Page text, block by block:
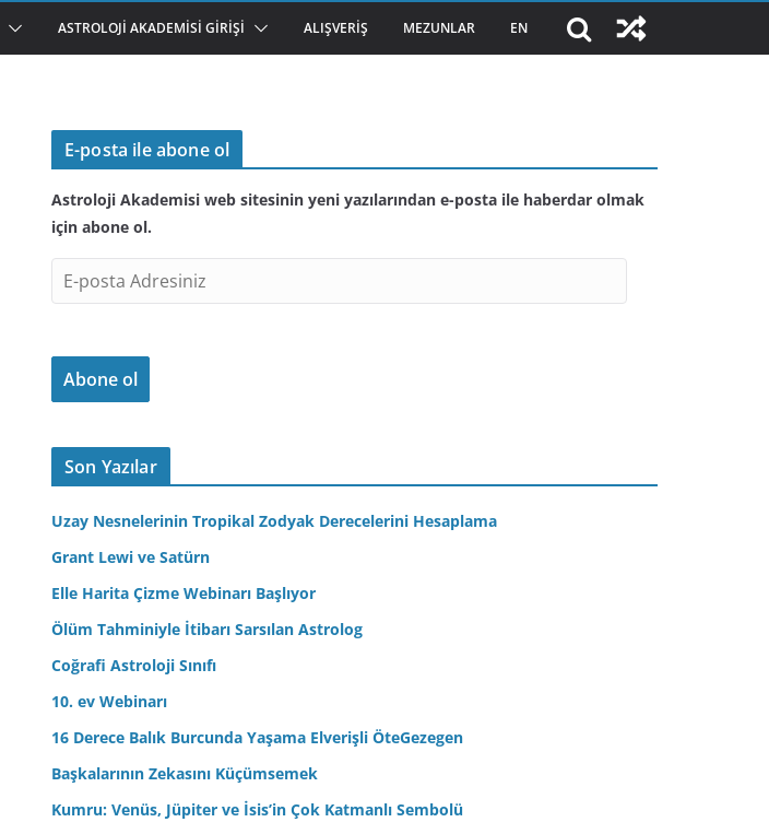
ASTROLOJI AKADEMISI GIRIŞI ALIŞVERIŞ MEZUNLAR EN
E-posta ile abone ol
Astroloji Akademisi web sitesinin yeni yazılarından e-posta ile haberdar olmak
için abone ol.
-
o
t
d
r
i
n
Abone ol
Son Yazılar
Uzay Nesnelerinin Tropikal Zodyak Derecelerini Hesaplama
Grant Lewi ve Satürn
Elle Harita Çizme Webinarı Başlıyor
Ölüm Tahminiyle İtibarı Sarsılan Astrolog
Coğrafi Astroloji Sınıfı
10. ev Webinarı
16 Derece Balık Burcunda Yaşama Elverişli ÖteGezegen
Başkalarının Zekasını Küçümsemek
Kumru: Venüs, Jüpiter ve İsis’in Çok Katmanlı Sembolü